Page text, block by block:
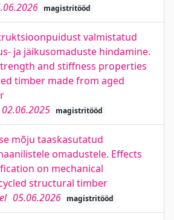
magistritööd
valmistatud
ja jäikusomaduste hindamine.
and stiffness properties
timber made from aged
02.06.2025 magistritööd
mõju taaskasutatud
omadustele. Effects
on mechanical
structural timber
05.06.2026 magistritööd